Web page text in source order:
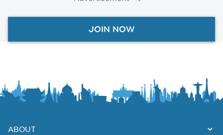
JOIN NOW
ABOUT